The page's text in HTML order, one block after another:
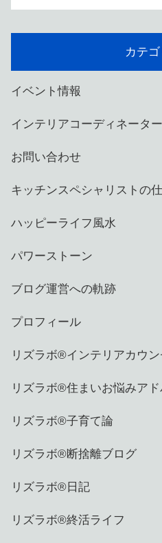
カテ
イベント情報
インテリアコーディネータ
お問い合わせ
キッチンスペシャリストの
ハッピーライフ風水
パワーストーン
ブログ運営への軌跡
プロフィール
リズラボ®️インテリアカウ
リズラボ®️住まいお悩みアド
リズラボ®️子育て論
リズラボ®️断捨離ブログ
リズラボ®️日記
リズラボ®️終活ライフ